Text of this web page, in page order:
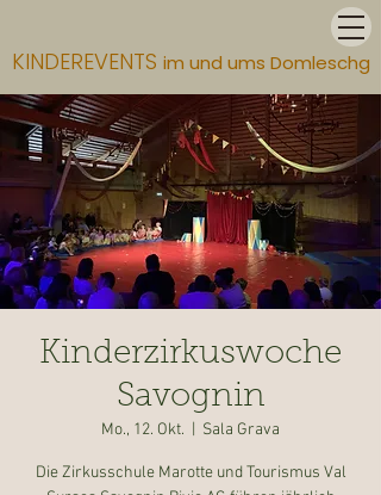
KINDEREVENTS im und ums Domleschg
Kinderzirkuswoche
Savognin
Mo., 12. Okt. Sala Grava
Die Zirkusschule Marotte und Tourismus Val